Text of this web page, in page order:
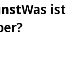
Was ist